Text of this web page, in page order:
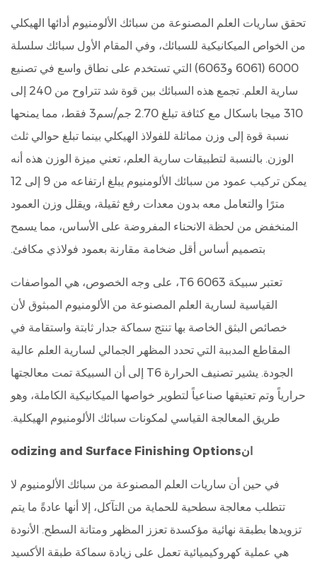
تحقق ساريات العلم المصنوعة من سبائك الألومنيوم أدائها الهيكلي
من الخواص الميكانيكية للسبائك، وفي المقام الأول سبائك سلسلة
6000 (6061 و6063) التي تستخدم على نطاق واسع في تصنيع
سارية العلم. تجمع هذه السبائك بين قوة شد تتراوح من 240 إلى
310 ميجا باسكال مع كثافة تبلغ 2.70 جم/سم3 فقط، مما يمنحها
نسبة قوة إلى وزن مماثلة للفولاذ الهيكلي بينما تبلغ حوالي ثلث
الوزن. بالنسبة لتطبيقات سارية العلم، تعني ميزة الوزن هذه أنه
يمكن تركيب عمود من سبائك الألومنيوم يبلغ ارتفاعه من 9 إلى 12
مترًا والتعامل معه بدون معدات رفع ثقيلة، ويقلل وزن العمود
المنخفض من لحظة الانحناء المفروضة على الأساس، مما يسمح
بتصميم أساس أقل ضخامة مقارنة بعمود فولاذي مكافئ.
تعتبر سبيكة 6063 T6، على وجه الخصوص، هي المواصفات
القياسية لسارية العلم المصنوعة من الألومنيوم المبثوق لأن
خصائص البثق الخاصة بها تنتج سماكة جدار ثابتة واستقامة في
المقاطع المدببة التي تحدد المظهر الجمالي لسارية العلم عالية
الجودة. يشير تصنيف الحرارة T6 إلى أن السبيكة تمت معالجتها
حرارياً وتم تعتيقها صناعياً لتطوير خواصها الميكانيكية الكاملة، وهو
طريق المعالجة القياسي لمكونات سبائك الألومنيوم الهيكلية.
انodizing and Surface Finishing Options
في حين أن ساريات العلم المصنوعة من سبائك الألومنيوم لا
تتطلب معالجة سطحية للحماية من التآكل، إلا أنها عادةً ما يتم
تزويدها بطبقة نهائية مؤكسدة تعزز المظهر ومتانة السطح. الأنودة
هي عملية كهروكيميائية تعمل على زيادة سماكة طبقة الأكسيد